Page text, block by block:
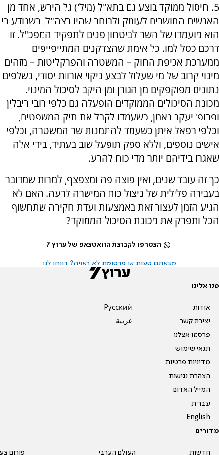
5. חיסול ממוקד בוצע גם בתא"ל (מיל') גל הירש, אחד מן
האנשים החושבים לעומק ולרוחב שהיו בצה"ל, כשנודע כי
הוא מועמדו של השר לביטחון פנים לתפקיד המפכ"ל. זו
דרכם כסל למו. כל אימת שהצדקנים המתייפייפים
ממערכת אכיפת החוק – המשטרה והפרקליטות – מזהים
מינוי קרוב של מי שעלול לבצע ניקוי אורוות יסודי, נשלפים
נתונים מפוקפקים מן הגורן ומן היקב לסיכול המינוי.
מכונת הסיכולים הממוקדים הופעלה גם כלפי רובי ריבלין
ופרופ' יעקב נאמן, כשעמדו לקבל את תיק המשפטים,
וכלפי רפאל איתן כשעמד להתמנות שר המשטרה, וכלפי
אישים נוספים, וללא ספק תופעל שוב בעתיד, בידי אלה
שאגרו בידיהם יותר מדי כוח להרע.
כך זה עובד שנים, ואין פוצה פה ומצפצף, למרות שמדובר
בעבירה פלילית של ניצול כוח המישרה לרעה. האם לא
הגיע הזמן לעצור זאת באמצעות ועדת חקירה שתחשוף
הכל ותפרק את מכונת הסיכול הממוקד?
הצטרפו לקבוצת הוואטצאפ של ערוץ 7
מצאתם טעות או פרסומת לא ראויה? דווחו לנו
פנו אלינו
אודות
יצירת קשר
פרסמו אצלנו
תנאי שימוש
מדיניות פרטיות
הצהרת נגישות
המייל האדום
עברית
English
Pусский
عربية
מדורים
חדשות העולם הערבי פורום